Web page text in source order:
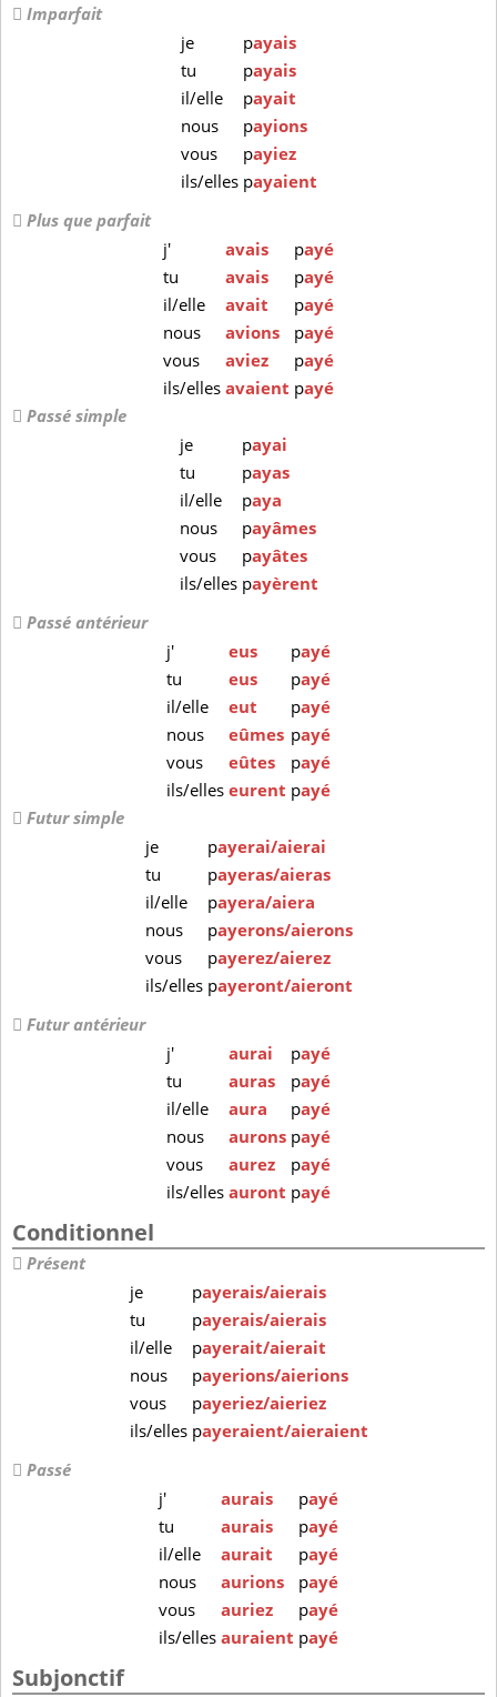
Imparfait
je
payais
tu
payais
il/elle
payait
nous
payions
vous
payiez
ils/elles payaient
Plus que parfait
j'
avais payé
tu
avais payé
il/elle
avait payé
nous
avions payé
vous
aviez payé
ils/ellesavaient payé
Passé simple
je
payai
tu
payas
il/elle
paya
nous
payâmes
vous
payâtes
ils/elles payèrent
Passé antérieur
j'
eus payé
tu
eus payé
il/elle
eut payé
nous
eûmes payé
vous
eûtes payé
ils/elleseurent payé
Futur simple
je
payerai/aierai
tu
payeras/aieras
il/elle
payera/aiera
nous
payerons/aierons
vous
payerez/aierez
ils/elles payeront/aieront
Futur antérieur
j'
aurai payé
tu
auras payé
il/elle
aura payé
nous
aurons payé
vous
aurez payé
ils/ellesauront payé
Conditionnel
Présent
je
payerais/aierais
tu
payerais/aierais
il/elle
payerait/aierait
nous
payerions/aierions
vous
payeriez/aieriez
ils/elles payeraient/aieraient
Passé
j'
aurais payé
tu
aurais payé
il/elle
aurait payé
nous
aurions payé
vous
auriez payé
ils/ellesauraient payé
Subjonctif